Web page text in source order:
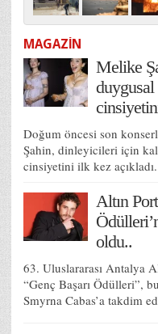
MAGAZİN
Melike
Doğum öncesi son
Şahin, dinleyicileri için
cinsiyetini ilk kez
Altın
oldu..
63. Uluslararası Antalya
“Genç Başarı Ödülleri”,
Smyrna Cabas’a takdim